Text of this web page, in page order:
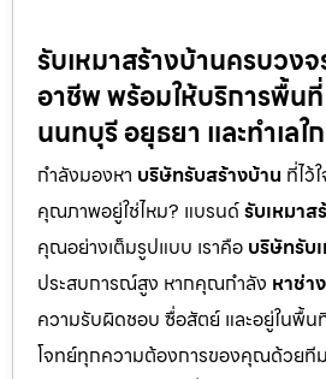
รับเหมาสร้างบ้านครบวง
อาชีพ พร้อมให้บริการพื้น
นนทบุรี อยุธยา และทำเลใ
กำลังมองหา บริษัทรับสร้างบ้าน ที่ไว้
คุณภาพอยู่ใช่ไหม? แบรนด์รับเหมาส
คุณอย่างเต็มรูปแบบ เราคือ บริษัทรับ
ประสบการณ์สูง หากคุณกำลัง หาช่า
ความรับผิดชอบ ซื่อสัตย์ และอยู่ในพื้น
โจทย์ทุกความต้องการของคุณด้วยที